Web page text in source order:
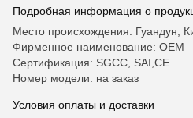
Подробная информация о
Место происхождения: Гуандун,
Фирменное наименование: OEM
Сертификация: SGCC, SAI,CE
Номер модели: на заказ
Условия оплаты и доставки